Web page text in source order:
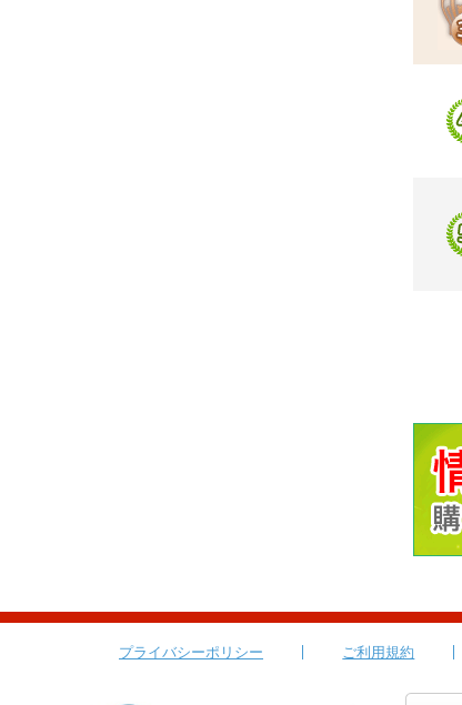
プライバシーポリシー ご利用規約